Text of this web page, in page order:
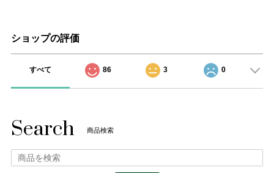
ショップの評価
すべて 86 3 0
Search 商品検索